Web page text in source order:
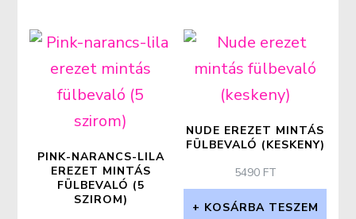
PINK-NARANCS-LILA
EREZET MINTÁS
FÜLBEVALÓ (5
SZIROM)
NUDE EREZET MINTÁS
FÜLBEVALÓ (KESKENY)
5490 FT
KOSÁRBA TESZEM